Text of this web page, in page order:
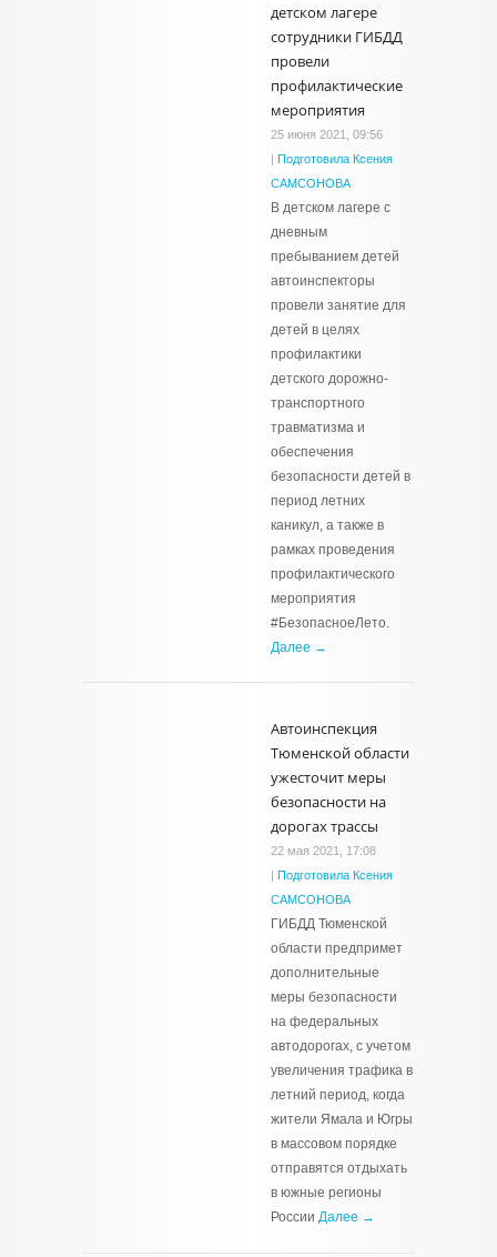
детском лагере
сотрудники ГИБДД
провели
профилактические
мероприятия
25 июня 2021, 09:56
| Подготовила Ксения
САМСОНОВА
В детском лагере с
дневным
пребыванием детей
автоинспекторы
провели занятие для
детей в целях
профилактики
детского дорожно-
транспортного
травматизма и
обеспечения
безопасности детей в
период летних
каникул, а также в
рамках проведения
профилактического
мероприятия
#БезопасноеЛето.
Далее →
Автоинспекция
Тюменской области
ужесточит меры
безопасности на
дорогах трассы
22 мая 2021, 17:08
| Подготовила Ксения
САМСОНОВА
ГИБДД Тюменской
области предпримет
дополнительные
меры безопасности
на федеральных
автодорогах, с учетом
увеличения трафика в
летний период, когда
жители Ямала и Югры
в массовом порядке
отправятся отдыхать
в южные регионы
России Далее →